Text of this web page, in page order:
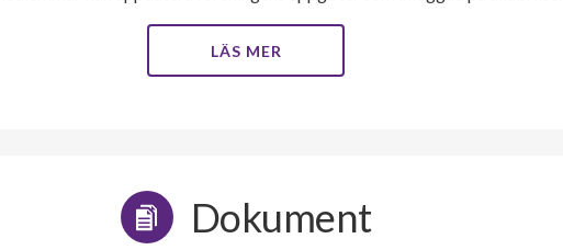
LÄS MER
Dokument